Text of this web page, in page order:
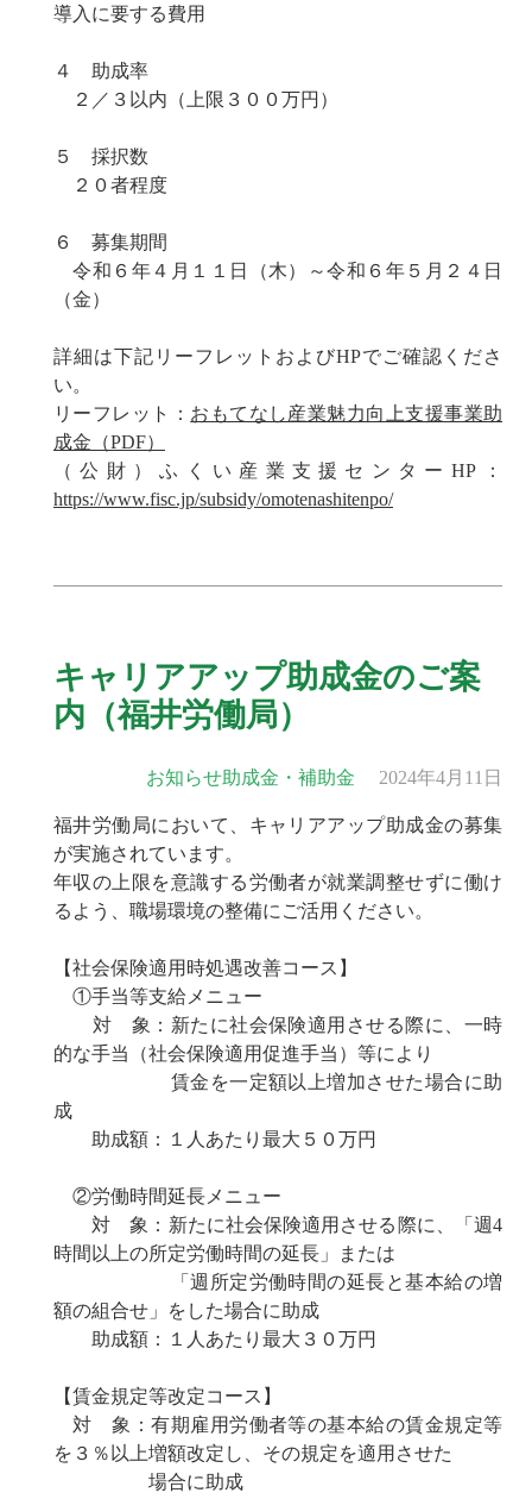
導入に要する費用
４ 助成率
２／３以内（上限３００万円）
５ 採択数
２０者程度
６ 募集期間
令和６年４月１１日（木）～令和６年５月２４日
（金）
詳細は下記リーフレットおよびHPでご確認くださ
い。
リーフレット： おもてなし産業魅力向上支援事業助
成金（PDF）
（公財）ふくい産業支援センターHP：
https://www.fisc.jp/subsidy/omotenashitenpo/
キャリアアップ助成金のご案
内（福井労働局）
お知らせ助成金・補助金 2024年4月11日
福井労働局において、キャリアアップ助成金の募集
が実施されています。
年収の上限を意識する労働者が就業調整せずに働け
るよう、職場環境の整備にご活用ください。
【社会保険適用時処遇改善コース】
①手当等支給メニュー
対 象：新たに社会保険適用させる際に、一時
的な手当（社会保険適用促進手当）等により
賃金を一定額以上増加させた場合に助
成
助成額：１人あたり最大５０万円
②労働時間延長メニュー
対 象：新たに社会保険適用させる際に、「週4
時間以上の所定労働時間の延長」または
「週所定労働時間の延長と基本給の増
額の組合せ」をした場合に助成
助成額：１人あたり最大３０万円
【賃金規定等改定コース】
対 象：有期雇用労働者等の基本給の賃金規定等
を３％以上増額改定し、その規定を適用させた
場合に助成